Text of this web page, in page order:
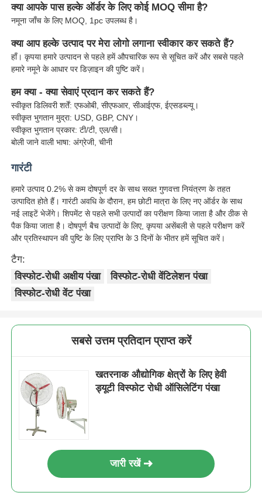
क्या आपके पास हल्के ऑर्डर के लिए कोई MOQ सीमा है?
नमूना जाँच के लिए MOQ, 1pc उपलब्ध है।
क्या आप हल्के उत्पाद पर मेरा लोगो लगाना स्वीकार कर सकते हैं?
हाँ। कृपया हमारे उत्पादन से पहले हमें औपचारिक रूप से सूचित करें और सबसे पहले
हमारे नमूने के आधार पर डिज़ाइन की पुष्टि करें।
हम क्या - क्या सेवाएं प्रदान कर सकते हैं?
स्वीकृत डिलिवरी शर्तें: एफओबी, सीएफआर, सीआईएफ, ईएसडब्ल्यू।
स्वीकृत भुगतान मुद्रा: USD, GBP, CNY।
स्वीकृत भुगतान प्रकार: टी/टी, एल/सी।
बोली जाने वाली भाषा: अंग्रेजी, चीनी
गारंटी
हमारे उत्पाद 0.2% से कम दोषपूर्ण दर के साथ सख्त गुणवत्ता नियंत्रण के तहत
उत्पादित होते हैं। गारंटी अवधि के दौरान, हम छोटी मात्रा के लिए नए ऑर्डर के साथ
नई लाइटें भेजेंगे। शिपमेंट से पहले सभी उत्पादों का परीक्षण किया जाता है और ठीक से
पैक किया जाता है। दोषपूर्ण बैच उत्पादों के लिए, कृपया असेंबली से पहले परीक्षण करें
और प्रतिस्थापन की पुष्टि के लिए प्राप्ति के 3 दिनों के भीतर हमें सूचित करें।
टैग:
विस्फोट-रोधी अक्षीय पंखा
विस्फोट-रोधी वेंटिलेशन पंखा
विस्फोट-रोधी वेंट पंखा
सबसे उत्तम प्रतिदान प्राप्त करें
खतरनाक औद्योगिक क्षेत्रों के लिए हेवी
ड्यूटी विस्फोट रोधी ऑसिलेटिंग पंखा
जारी रखें